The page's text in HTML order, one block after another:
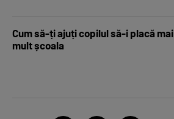
Cum să-ți ajuți copilul să-i placă mai
mult școala